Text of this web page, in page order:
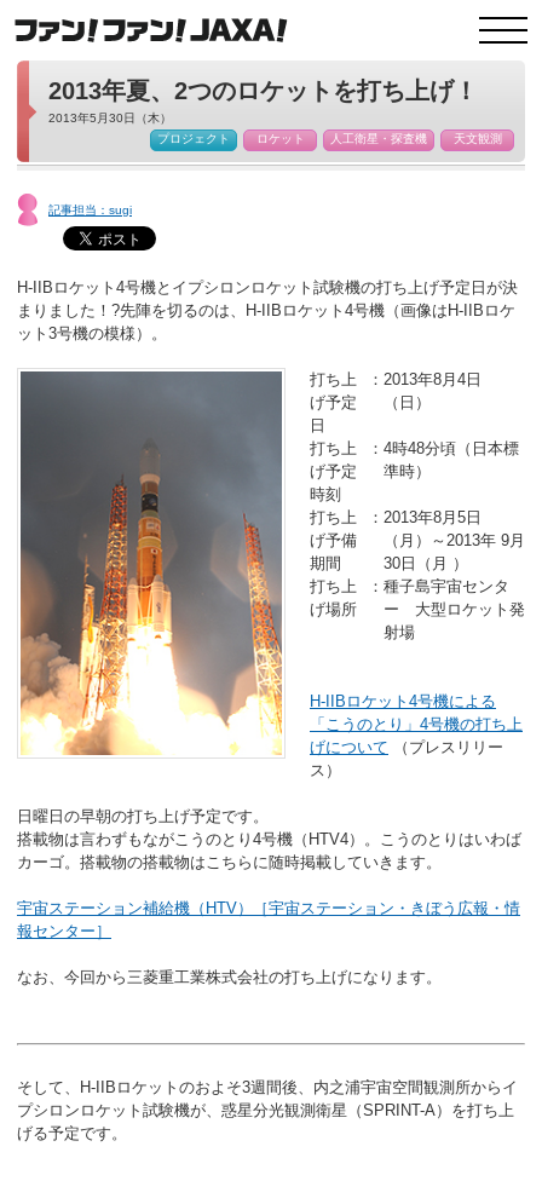
2013年夏、2つのロケットを打ち上げ！
2013年5月30日（木）
プロジェクト
ロケット 人工衛星・探査機 天文観測
記事担当：sugi
H-IIBロケット4号機とイプシロンロケット試験機の打ち上げ予定日が決
まりました！?先陣を切るのは、H-IIBロケット4号機（画像はH-IIBロケ
ット3号機の模様）。
打ち上
げ予定
日
： 2013年8月4日
（日）
打ち上
げ予定
時刻
： 4時48分頃（日本標
準時）
打ち上
げ予備
期間
： 2013年8月5日
（月）～2013年 9月
30日（月 ）
打ち上
げ場所
： 種子島宇宙センタ
ー 大型ロケット発
射場
H-IIBロケット4号機による
「こうのとり」4号機の打ち上
げについて （プレスリリー
ス）
日曜日の早朝の打ち上げ予定です。
搭載物は言わずもながこうのとり4号機（HTV4）。こうのとりはいわば
カーゴ。搭載物の搭載物はこちらに随時掲載していきます。
宇宙ステーション補給機（HTV）［宇宙ステーション・きぼう広報・情
報センター］
なお、今回から三菱重工業株式会社の打ち上げになります。
そして、H-IIBロケットのおよそ3週間後、内之浦宇宙空間観測所からイ
プシロンロケット試験機が、惑星分光観測衛星（SPRINT-A）を打ち上
げる予定です。